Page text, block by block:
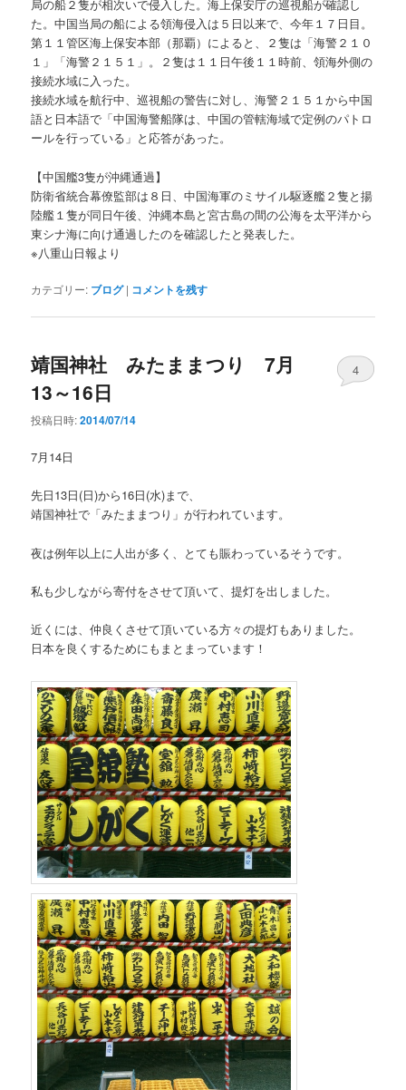
局の船２隻が相次いで侵入した。海上保安庁の巡視船が確認し
た。中国当局の船による領海侵入は５日以来で、今年１７日目。
第１１管区海上保安本部（那覇）によると、２隻は「海警２１０
１」「海警２１５１」。２隻は１１日午後１１時前、領海外側の
接続水域に入った。
接続水域を航行中、巡視船の警告に対し、海警２１５１から中国
語と日本語で「中国海警船隊は、中国の管轄海域で定例のパトロ
ールを行っている」と応答があった。
【中国艦3隻が沖縄通過】
防衛省統合幕僚監部は８日、中国海軍のミサイル駆逐艦２隻と揚
陸艦１隻が同日午後、沖縄本島と宮古島の間の公海を太平洋から
東シナ海に向け通過したのを確認したと発表した。
※八重山日報より
カテゴリー: ブログ | コメントを残す
靖国神社 みたままつり 7月
13～16日
投稿日時:2014/07/14
4
7月14日
先日13日(日)から16日(水)まで、
靖国神社で「みたままつり」が行われています。
夜は例年以上に人出が多く、とても賑わっているそうです。
私も少しながら寄付をさせて頂いて、提灯を出しました。
近くには、仲良くさせて頂いている方々の提灯もありました。
日本を良くするためにもまとまっています！